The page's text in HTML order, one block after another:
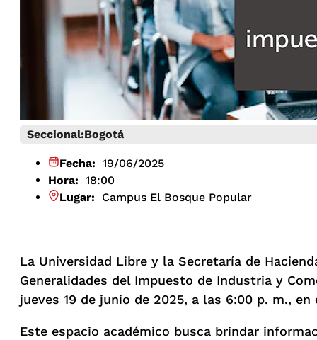
Seccional:Bogotá
Fecha: 19/06/2025
Hora: 18:00
Lugar:
Campus El Bosque Popular
La Universidad Libre y la Secretaría de
Generalidades del Impuesto de Industria y
jueves 19 de junio de 2025, a las 6:00 p. m., en
Este espacio académico busca brindar